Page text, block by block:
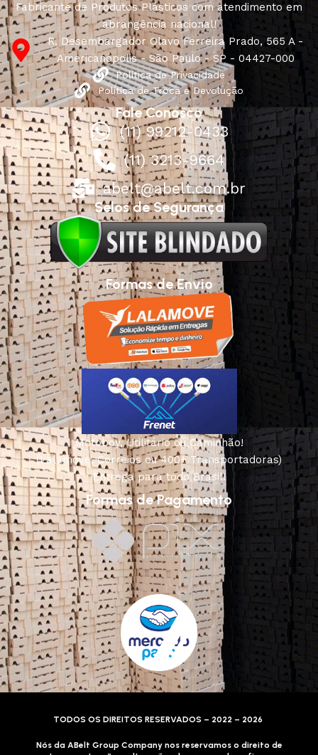
Fabricante de Produtos Plásticos com atendimento em
abrangência nacional!
R. Desembargador Olavo Ferreira Prado, 565 A -
Americanópolis - São Paulo - SP - 04427-000
Política de Privacidade
Política de Troca e Devolução
Fale Conosco
(11) 99212-0433
(11) 3213-9664
abelt@abelt.com.br
Selos de Segurança
Formas de Envio
Motoboy, Utilitário ou Caminhão!
(Lalamove, Correios ou 400+ Transportadoras)
Entrega para todo Brasil!
Formas de Pagamento
TODOS OS DIREITOS RESERVADOS – 2022 – 2026
Nós da ABelt Group Company nos reservamos o direito de